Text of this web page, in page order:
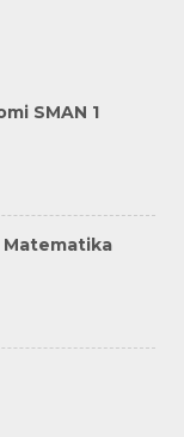
SMAN 1
Matematika